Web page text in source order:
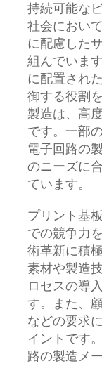
持続可能な
社会におい
に配慮した
組んでいま
に配置され
御する役割
製造は、高
です。一部
電子回路の
のニーズに
ています。
プリント基
での競争力
術革新に積
素材や製造
ロセスの導
す。また、
などの要求
イントです
路の製造メ